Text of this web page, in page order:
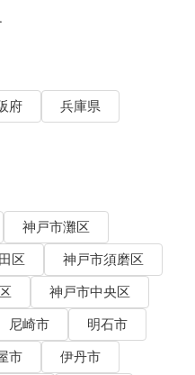
府
兵庫県
神戸市灘区
区
神戸市須磨区
神戸市中央区
尼崎市
明石市
市
伊丹市